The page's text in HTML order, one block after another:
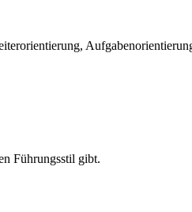
Führungsstil gibt.